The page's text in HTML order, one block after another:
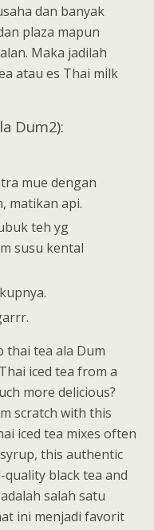
dan banyak
plaza mapun
Maka jadilah
atau es Thai milk
Dum2):
mue dengan
matikan api.
teh yg
susu kental
thai tea ala Dum
iced tea from a
more delicious?
scratch with this
iced tea mixes often
this authentic
black tea and
salah satu
ini menjadi favorit